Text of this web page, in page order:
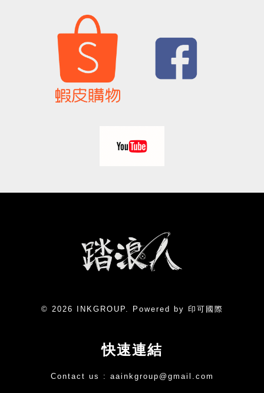
© 2026 INKGROUP. Powered by 印可國際
快速連結
Contact us : aainkgroup@gmail.com